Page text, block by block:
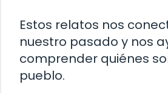
Estos relatos nos
nuestro pasado y nos
comprender quiénes
pueblo.